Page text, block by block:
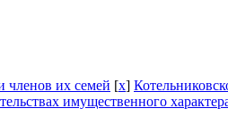
членов их семей [x]
имущественного